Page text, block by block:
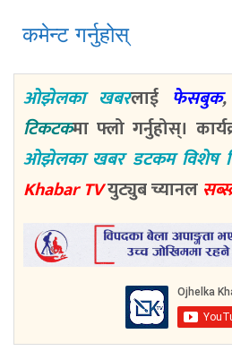
कमेन्ट गर्नुहोस्
ओझेलका खबरलाई फेसबुक,
टिकटकमा फ्लो गर्नुहोस्।
ओझेलका खबर डटकम विशेष
Khabar TVयुट्युब च्यानल